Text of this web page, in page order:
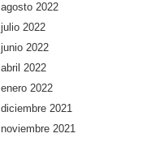
agosto 2022
julio 2022
junio 2022
abril 2022
enero 2022
diciembre 2021
noviembre 2021